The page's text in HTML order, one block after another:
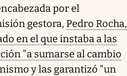
por el
gestora, Pedro Rocha,
en el que instaba a las
"a sumarse al cambio
y las garantizó "un